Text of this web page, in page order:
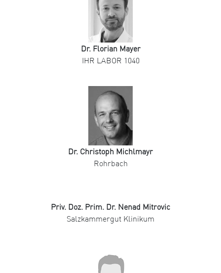
Dr. Florian Mayer
IHR LABOR 1040
Dr. Christoph Michlmayr
Rohrbach
Priv. Doz. Prim. Dr. Nenad Mitrovic
Salzkammergut Klinikum